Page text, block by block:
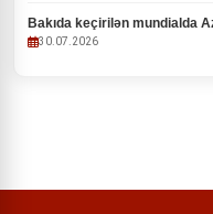
Bakıda keçirilən mundialda
30.07.2026